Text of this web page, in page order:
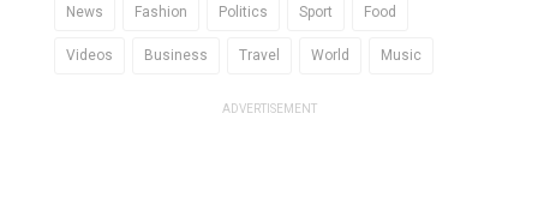
News Fashion Politics Sport Food
Videos Business Travel World Music
ADVERTISEMENT